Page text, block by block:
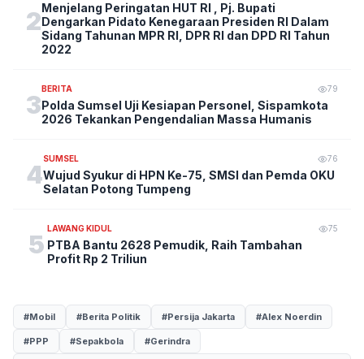
2 Menjelang Peringatan HUT RI , Pj. Bupati
Dengarkan Pidato Kenegaraan Presiden RI Dalam
Sidang Tahunan MPR RI, DPR RI dan DPD RI Tahun
2022
3
BERITA 79
Polda Sumsel Uji Kesiapan Personel, Sispamkota
2026 Tekankan Pengendalian Massa Humanis
4
SUMSEL 76
Wujud Syukur di HPN Ke-75, SMSI dan Pemda OKU
Selatan Potong Tumpeng
5
LAWANG KIDUL 75
PTBA Bantu 2628 Pemudik, Raih Tambahan
Profit Rp 2 Triliun
#Mobil #Berita Politik #Persija Jakarta #Alex Noerdin
#PPP #Sepakbola #Gerindra